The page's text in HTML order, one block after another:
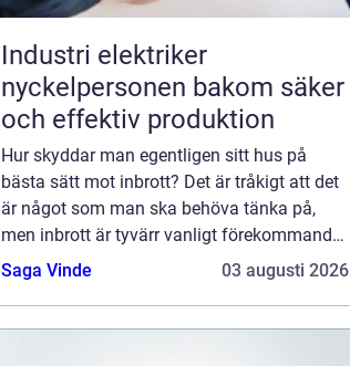
Industri elektriker
nyckelpersonen bakom säker
och effektiv produktion
Hur skyddar man egentligen sitt hus på
bästa sätt mot inbrott? Det är tråkigt att det
är något som man ska behöva tänka på,
men inbrott är tyvärr vanligt förekommande
bland husä...
Saga Vinde 03 augusti 2026